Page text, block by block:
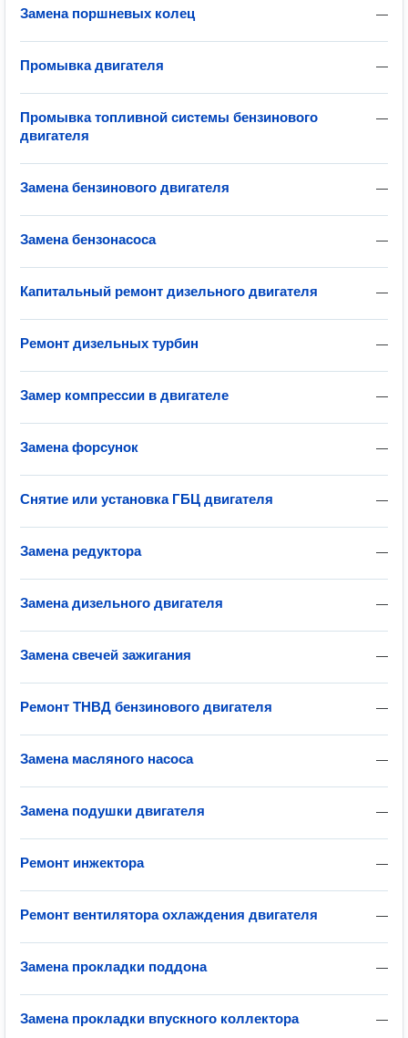
—
Замена поршневых колец
—
Промывка двигателя
—
Промывка топливной системы бензинового
двигателя
—
Замена бензинового двигателя
—
Замена бензонасоса
—
Капитальный ремонт дизельного двигателя
—
Ремонт дизельных турбин
—
Замер компрессии в двигателе
—
Замена форсунок
—
Снятие или установка ГБЦ двигателя
—
Замена редуктора
—
Замена дизельного двигателя
—
Замена свечей зажигания
—
Ремонт ТНВД бензинового двигателя
—
Замена масляного насоса
—
Замена подушки двигателя
—
Ремонт инжектора
—
Ремонт вентилятора охлаждения двигателя
—
Замена прокладки поддона
—
Замена прокладки впускного коллектора